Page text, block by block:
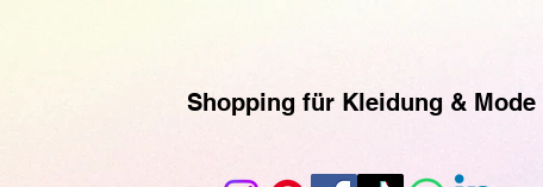
Shopping für Kleidung & Mode